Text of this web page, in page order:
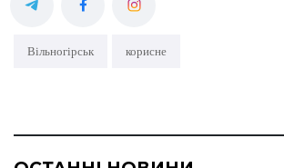
Вільногірськ корисне